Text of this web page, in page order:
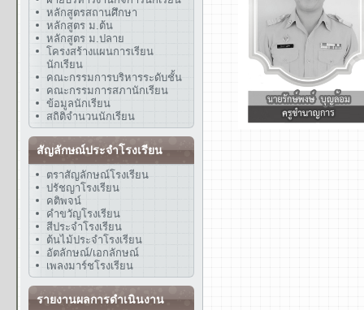
หลักสูตรสถานศึกษา
หลักสูตร ม.ต้น
หลักสูตร ม.ปลาย
โครงสร้างแผนการเรียน
นักเรียน
คณะกรรมการบริหารระดับชั้น
คณะกรรมการสภานักเรียน
ข้อมูลนักเรียน
สถิติจำนวนนักเรียน
สัญลักษณ์ประจำโรงเรียน
ตราสัญลักษณ์โรงเรียน
ปรัชญาโรงเรียน
คติพจน์
คำขวัญโรงเรียน
สีประจำโรงเรียน
ต้นไม้ประจำโรงเรียน
อัตลักษณ์/เอกลักษณ์
เพลงมาร์ชโรงเรียน
รายงานผลการดำเนินงาน